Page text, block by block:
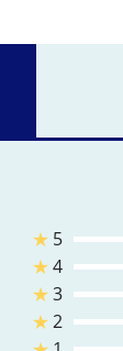
★ 5
★4
★3
★2